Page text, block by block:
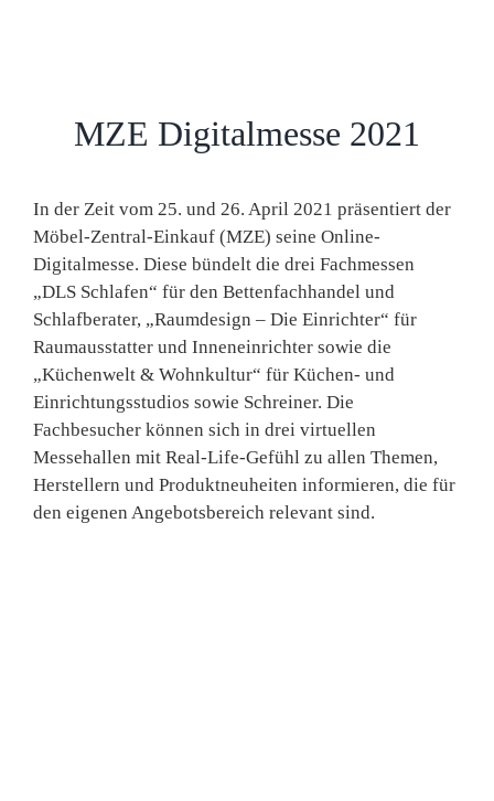
MZE Digitalmesse 2021
In der Zeit vom 25. und 26. April 2021 präsentiert der
Möbel-Zentral-Einkauf (MZE) seine Online-
Digitalmesse. Diese bündelt die drei Fachmessen
„DLS Schlafen“ für den Bettenfachhandel und
Schlafberater, „Raumdesign – Die Einrichter“ für
Raumausstatter und Inneneinrichter sowie die
„Küchenwelt & Wohnkultur“ für Küchen- und
Einrichtungsstudios sowie Schreiner. Die
Fachbesucher können sich in drei virtuellen
Messehallen mit Real-Life-Gefühl zu allen Themen,
Herstellern und Produktneuheiten informieren, die für
den eigenen Angebotsbereich relevant sind.